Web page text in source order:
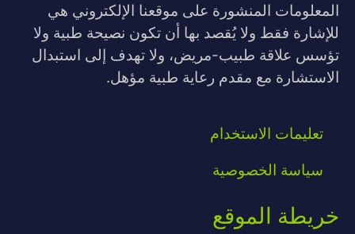
المعلومات المنشورة على موقعنا الإلكتروني هي
للإشارة فقط ولا يُقصد بها أن تكون نصيحة طبية ولا
تؤسس علاقة طبيب-مريض، ولا تهدف إلى استبدال
الاستشارة مع مقدم رعاية طبية مؤهل.
تعليمات الاستخدام
سياسة الخصوصية
خريطة الموقع